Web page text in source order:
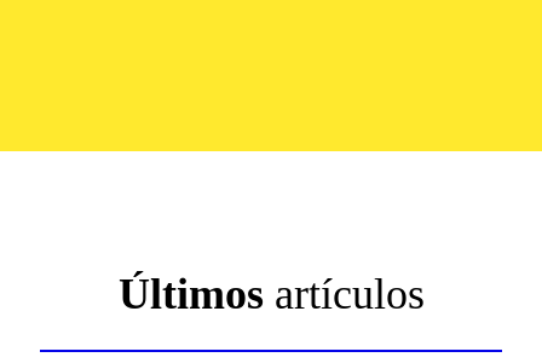
Últimosartículos